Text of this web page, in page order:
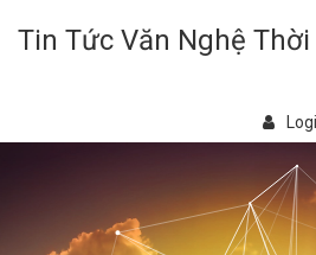
Tin Tức Văn Nghệ